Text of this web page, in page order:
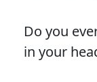
Do you
in your